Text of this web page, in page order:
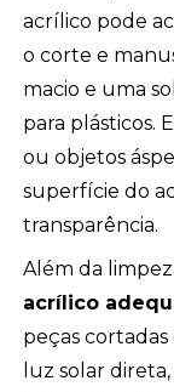
acrílico pode
o corte e
macio e uma
para plásticos.
ou objetos
superfície do
transparência.
Além da
acrílico
peças cortadas
luz solar